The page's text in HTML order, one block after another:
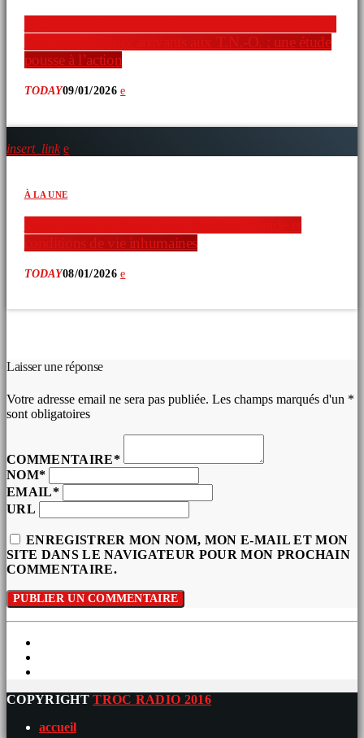
chez les nouveaux arrivants aux T.N.-O. : une étude
pousse à l’action
TODAY09/01/2026
insert_link
À LA UNE
conditions de vie inhumaines
TODAY08/01/2026
Laisser une réponse
Votre adresse email ne sera pas publiée. Les champs marqués d'un *
sont obligatoires
COMMENTAIRE*
NOM*
EMAIL*
URL
ENREGISTRER MON NOM, MON E-MAIL ET MON
SITE DANS LE NAVIGATEUR POUR MON PROCHAIN
COMMENTAIRE.
COPYRIGHTTROC RADIO 2016
accueil